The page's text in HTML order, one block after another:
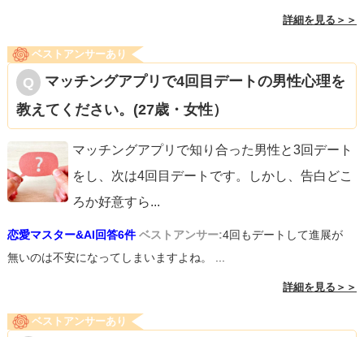
詳細を見る＞＞
ベストアンサーあり
マッチングアプリで4回目デートの男性心理を
教えてください。(27歳・女性）
マッチングアプリで知り合った男性と3回デート
をし、次は4回目デートです。しかし、告白どこ
ろか好意すら...
恋愛マスター&AI回答6件 ベストアンサー:4回もデートして進展が
無いのは不安になってしまいますよね。 ...
詳細を見る＞＞
ベストアンサーあり